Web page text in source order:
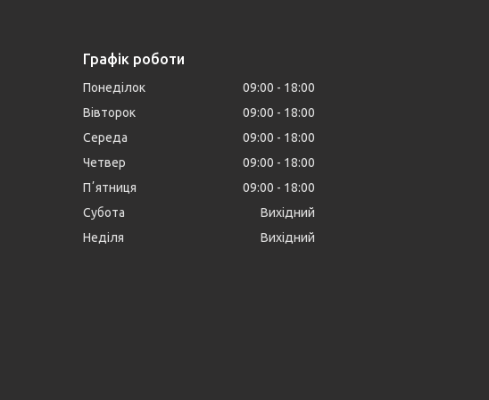
Графік роботи
Понеділок 09:00
18:00
Вівторок
09:00
18:00
Середа
09:00
18:00
Четвер
09:00
18:00
Пʼятниця
09:00
18:00
Субота
Вихідний
Неділя
Вихідний